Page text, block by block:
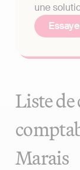
une
Liste de
Marais